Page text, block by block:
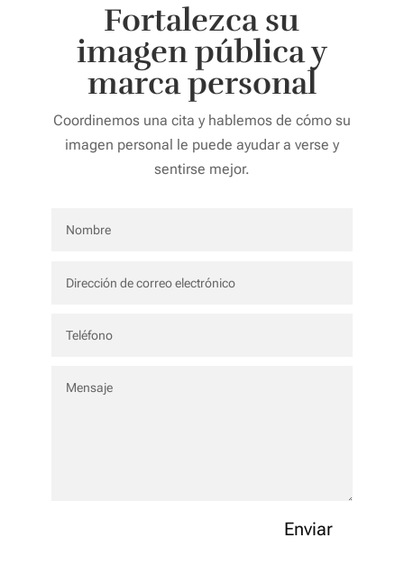
Fortalezca su
imagen pública y
marca personal
Coordinemos una cita y hablemos de cómo su
imagen personal le puede ayudar a verse y
sentirse mejor.
Enviar